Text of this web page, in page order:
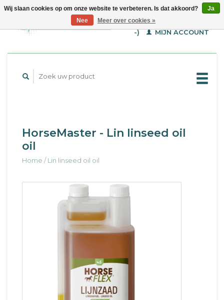
WINKELWAGEN (€--,-
-)
MIJN ACCOUNT
HorseMaster - Lin linseed oil
oil
Home /Lin linseed oil oil
Wij slaan cookies op om onze website te verbeteren. Is dat akkoord?
Ja
Nee
Meer over cookies »